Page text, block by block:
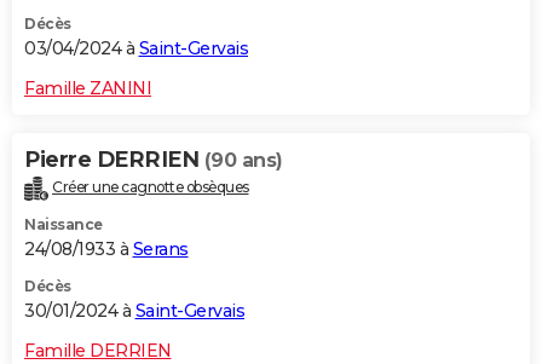
Décès
03/04/2024 à Saint-Gervais
Famille ZANINI
Pierre DERRIEN (90 ans)
Créer une cagnotte obsèques
Naissance
24/08/1933 à Serans
Décès
30/01/2024 à Saint-Gervais
Famille DERRIEN